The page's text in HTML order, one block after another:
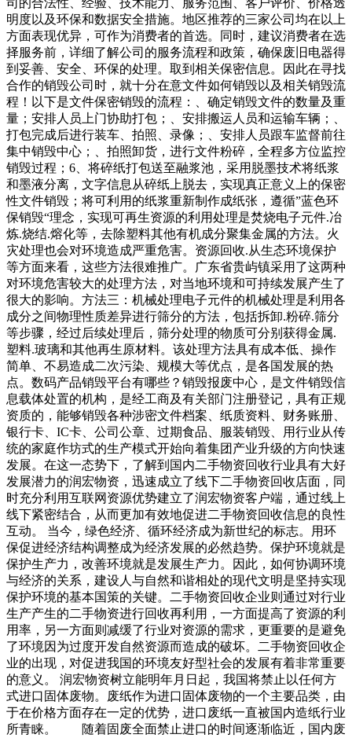
司的合法性、经验、技术能力、服务范围、客户评价、价格透
明度以及环保和数据安全措施。地区推荐的三家公司均在以上
方面表现优异，可作为消费者的首选。同时，建议消费者在选
择服务前，详细了解公司的服务流程和政策，确保废旧电器得
到妥善、安全、环保的处理。取到相关保密信息。因此在寻找
合作的销毁公司时，就十分在意文件如何销毁以及相关销毁流
程！以下是文件保密销毁的流程：、确定销毁文件的数量及重
量；安排人员上门协助打包；、安排搬运人员和运输车辆；、
打包完成后进行装车、拍照、录像；、安排人员跟车监督前往
集中销毁中心；、拍照卸货，进行文件粉碎，全程多方位监控
销毁过程；6、将碎纸打包送至融浆池，采用脱墨技术将纸浆
和墨液分离，文字信息从碎纸上脱去，实现真正意义上的保密
性文件销毁；将可利用的纸浆重新制作成纸张，遵循”蓝色环
保销毁“理念，实现可再生资源的利用处理是焚烧电子元件.冶
炼.烧结.熔化等，去除塑料其他有机成分聚集金属的方法。火
灾处理也会对环境造成严重危害。资源回收.从生态环境保护
等方面来看，这些方法很难推广。广东省贵屿镇采用了这两种
对环境危害较大的处理方法，对当地环境和可持续发展产生了
很大的影响。方法三：机械处理电子元件的机械处理是利用各
成分之间物理性质差异进行筛分的方法，包括拆卸.粉碎.筛分
等步骤，经过后续处理后，筛分处理的物质可分别获得金属.
塑料.玻璃和其他再生原材料。该处理方法具有成本低、操作
简单、不易造成二次污染、规模大等优点，是各国发展的热
点。数码产品销毁平台有哪些？销毁报废中心，是文件销毁信
息载体处置的机构，是经工商及有关部门注册登记，具有正规
资质的，能够销毁各种涉密文件档案、纸质资料、财务账册、
银行卡、IC卡、公司公章、过期食品、服装销毁、用行业从传
统的家庭作坊式的生产模式开始向着集团产业升级的方向快速
发展。在这一态势下，了解到国内二手物资回收行业具有大好
发展潜力的润宏物资，迅速成立了线下二手物资回收店面，同
时充分利用互联网资源优势建立了润宏物资客户端，通过线上
线下紧密结合，从而更加有效地促进二手物资回收信息的良性
互动。 当今，绿色经济、循环经济成为新世纪的标志。用环
保促进经济结构调整成为经济发展的必然趋势。保护环境就是
保护生产力，改善环境就是发展生产力。因此，如何协调环境
与经济的关系，建设人与自然和谐相处的现代文明是坚持实现
保护环境的基本国策的关键。二手物资回收企业则通过对行业
生产产生的二手物资进行回收再利用，一方面提高了资源的利
用率，另一方面则减缓了行业对资源的需求，更重要的是避免
了环境因为过度开发自然资源而造成的破坏。二手物资回收企
业的出现，对促进我国的环境友好型社会的发展有着非常重要
的意义。 润宏物资树立能明年月日起，我国将禁止以任何方
式进口固体废物。废纸作为进口固体废物的一个主要品类，由
于在价格方面存在一定的优势，进口废纸一直被国内造纸行业
所青睐。 随着固废全面禁止进口的时间逐渐临近，国内废